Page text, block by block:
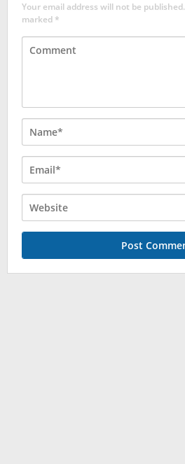
Your email address will not be published.
marked*